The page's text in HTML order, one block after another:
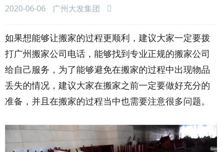
2020-06-06 广州大发集团
如果想能够让搬家的过程更顺利，建议大家一定要拨
打广州搬家公司电话，能够找到专业正规的搬家公司
给自己服务，为了能够避免在搬家的过程中出现物品
丢失的情况，建议大家在搬家之前一定要做好充分的
准备，并且在搬家的过程当中也需要注意很多问题。